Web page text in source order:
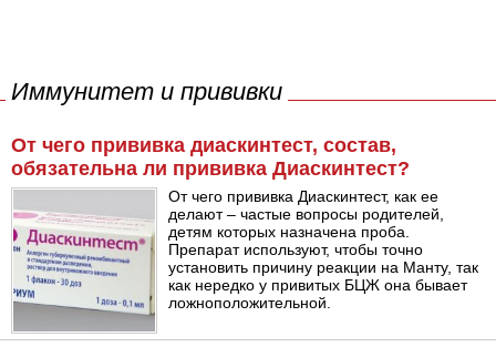
Иммунитет и прививки
От чего прививка диаскинтест, состав,
обязательна ли прививка Диаскинтест?
От чего прививка Диаскинтест, как ее
делают – частые вопросы родителей,
детям которых назначена проба.
Препарат используют, чтобы точно
установить причину реакции на Манту, так
как нередко у привитых БЦЖ она бывает
ложноположительной.